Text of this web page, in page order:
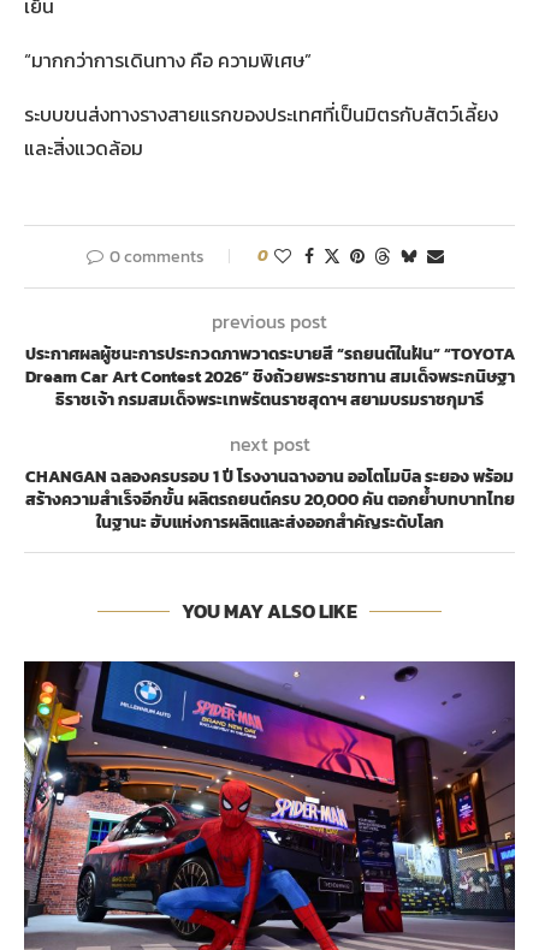
เย็น
“มากกว่าการเดินทาง คือ ความพิเศษ”
ระบบขนส่งทางรางสายแรกของประเทศที่เป็นมิตรกับสัตว์เลี้ยง
และสิ่งแวดล้อม
0 comments 0
previous post
ประกาศผลผู้ชนะการประกวดภาพวาดระบายสี “รถยนต์ในฝัน” “TOYOTA
Dream Car Art Contest 2026” ชิงถ้วยพระราชทาน สมเด็จพระกนิษฐา
ธิราชเจ้า กรมสมเด็จพระเทพรัตนราชสุดาฯ สยามบรมราชกุมารี
next post
CHANGAN ฉลองครบรอบ 1 ปี โรงงานฉางอาน ออโตโมบิล ระยอง พร้อม
สร้างความสำเร็จอีกขั้น ผลิตรถยนต์ครบ 20,000 คัน ตอกย้ำบทบาทไทย
ในฐานะ ฮับแห่งการผลิตและส่งออกสำคัญระดับโลก
YOU MAY ALSO LIKE